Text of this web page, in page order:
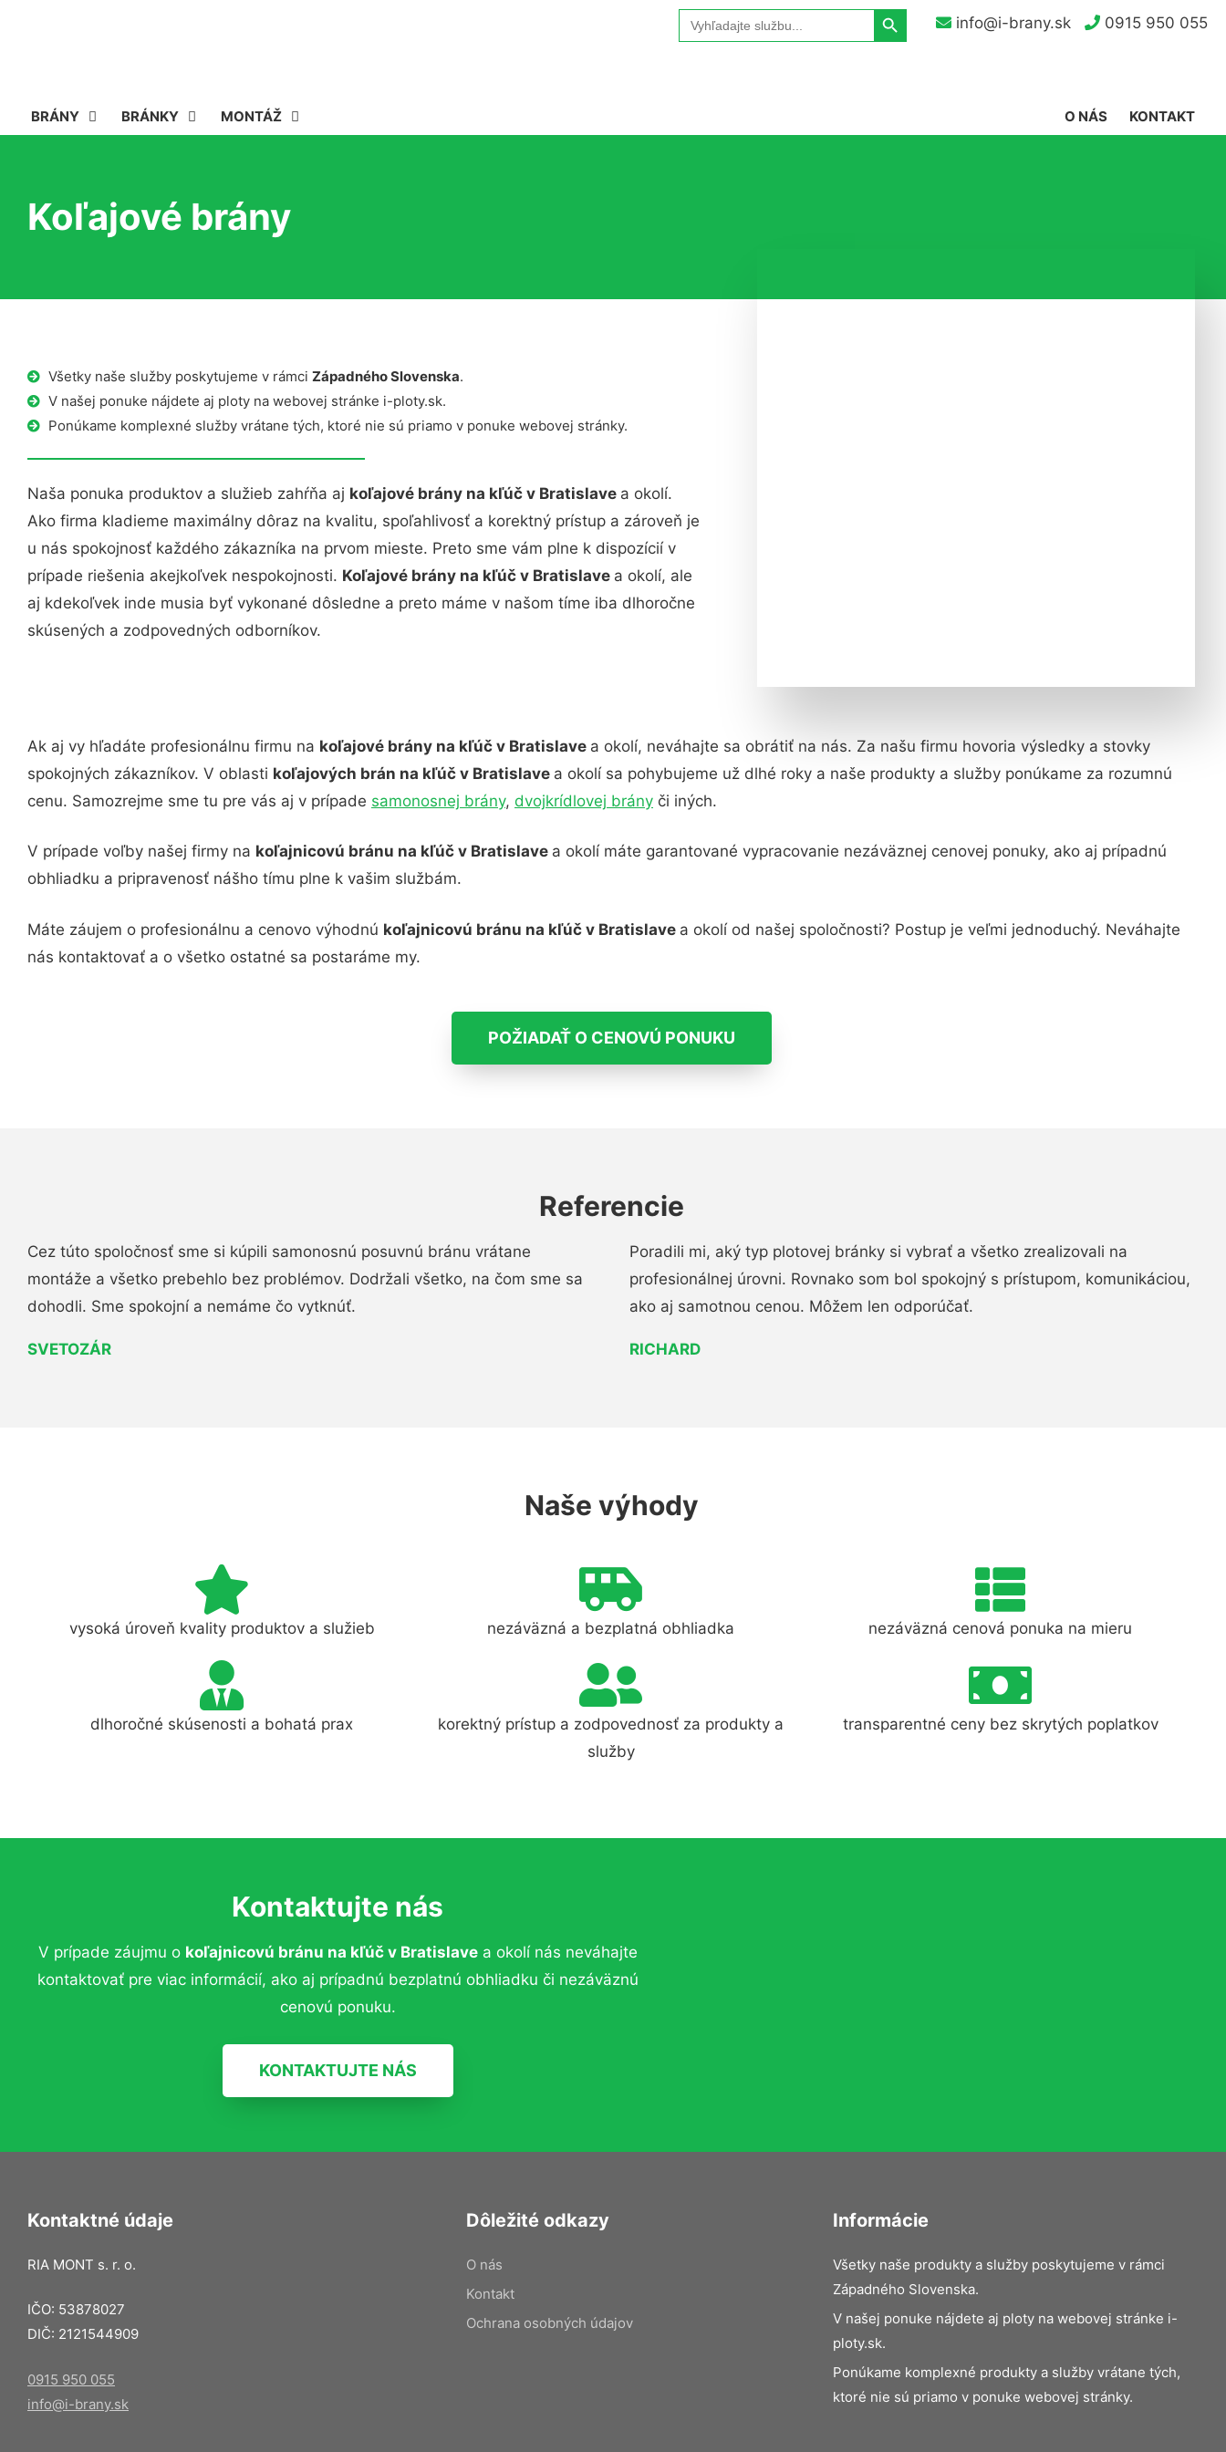
info@i-brany.sk 0915 950 055
Search
for:
Search Button
BRÁNY BRÁNKY MONTÁŽ KONTAKT
O NÁS
Koľajové brány
Všetky naše služby poskytujeme v rámci Západného Slovenska.
V našej ponuke nájdete aj ploty na webovej stránke i-ploty.sk.
Ponúkame komplexné služby vrátane tých, ktoré nie sú priamo v ponuke webovej stránky.
Naša ponuka produktov a služieb zahŕňa aj koľajové brány na kľúč v Bratislave a okolí.
Ako firma kladieme maximálny dôraz na kvalitu, spoľahlivosť a korektný prístup a zároveň je
u nás spokojnosť každého zákazníka na prvom mieste. Preto sme vám plne k dispozícií v
prípade riešenia akejkoľvek nespokojnosti. Koľajové brány na kľúč v Bratislave a okolí, ale
aj kdekoľvek inde musia byť vykonané dôsledne a preto máme v našom tíme iba dlhoročne
skúsených a zodpovedných odborníkov.
Ak aj vy hľadáte profesionálnu firmu na koľajové brány na kľúč v Bratislave a okolí, neváhajte sa obrátiť na nás. Za našu firmu hovoria výsledky a stovky
spokojných zákazníkov. V oblasti koľajových brán na kľúč v Bratislave a okolí sa pohybujeme už dlhé roky a naše produkty a služby ponúkame za rozumnú
cenu. Samozrejme sme tu pre vás aj v prípade samonosnej brány, dvojkrídlovej brány či iných.
V prípade voľby našej firmy na koľajnicovú bránu na kľúč v Bratislave a okolí máte garantované vypracovanie nezáväznej cenovej ponuky, ako aj prípadnú
obhliadku a pripravenosť nášho tímu plne k vašim službám.
Máte záujem o profesionálnu a cenovo výhodnú koľajnicovú bránu na kľúč v Bratislave a okolí od našej spoločnosti? Postup je veľmi jednoduchý. Neváhajte
nás kontaktovať a o všetko ostatné sa postaráme my.
POŽIADAŤ O CENOVÚ PONUKU
Referencie
Cez túto spoločnosť sme si kúpili samonosnú posuvnú bránu vrátane
montáže a všetko prebehlo bez problémov. Dodržali všetko, na čom sme sa
dohodli. Sme spokojní a nemáme čo vytknúť.
SVETOZÁR
Poradili mi, aký typ plotovej bránky si vybrať a všetko zrealizovali na
profesionálnej úrovni. Rovnako som bol spokojný s prístupom, komunikáciou,
ako aj samotnou cenou. Môžem len odporúčať.
RICHARD
Naše výhody
vysoká úroveň kvality produktov a služieb nezáväzná a bezplatná obhliadka nezáväzná cenová ponuka na mieru
dlhoročné skúsenosti a bohatá prax
korektný prístup a zodpovednosť za produkty a
služby
transparentné ceny bez skrytých poplatkov
Kontaktujte nás
V prípade záujmu o koľajnicovú bránu na kľúčv Bratislavea okolí nás neváhajte
kontaktovať pre viac informácií, ako aj prípadnú bezplatnú obhliadku či nezáväznú
cenovú ponuku.
KONTAKTUJTE NÁS
Kontaktné údaje
RIA MONT s. r. o.
IČO: 53878027
DIČ: 2121544909
0915 950 055
info@i-brany.sk
Dôležité odkazy
O nás
Kontakt
Ochrana osobných údajov
Informácie
Všetky naše produkty a služby poskytujeme v rámci
Západného Slovenska.
V našej ponuke nájdete aj ploty na webovej stránke i-
ploty.sk.
Ponúkame komplexné produkty a služby vrátane tých,
ktoré nie sú priamo v ponuke webovej stránky.